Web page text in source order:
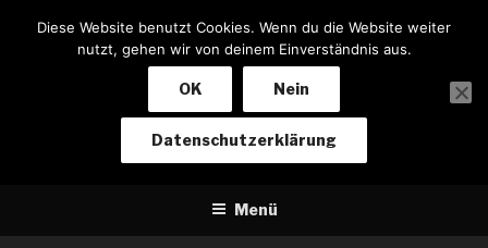
Inhalt
NOTIZEN EINES BIKERS
Menü
Diese Website benutzt Cookies. Wenn du die Website weiter
nutzt, gehen wir von deinem Einverständnis aus.
OK Nein
Datenschutzerklärung